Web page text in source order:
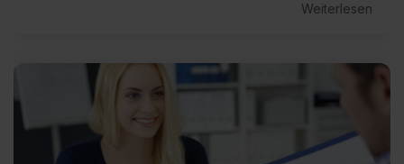
Weiterlesen